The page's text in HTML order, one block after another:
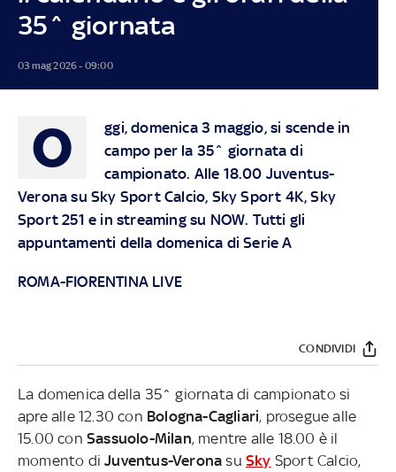
35^ giornata
03 mag 2026 - 09:00
O
ggi, domenica 3 maggio, si scende in
campo per la 35^ giornata di
campionato. Alle 18.00 Juventus-
Verona su Sky Sport Calcio, Sky Sport 4K, Sky
Sport 251 e in streaming su NOW. Tutti gli
appuntamenti della domenica di Serie A
ROMA-FIORENTINA LIVE
CONDIVIDI
La domenica della 35^ giornata di campionato si
apre alle 12.30 con Bologna-Cagliari, prosegue alle
15.00 con Sassuolo-Milan, mentre alle 18.00 è il
momento diJuventus-VeronasuSky Sport Calcio,